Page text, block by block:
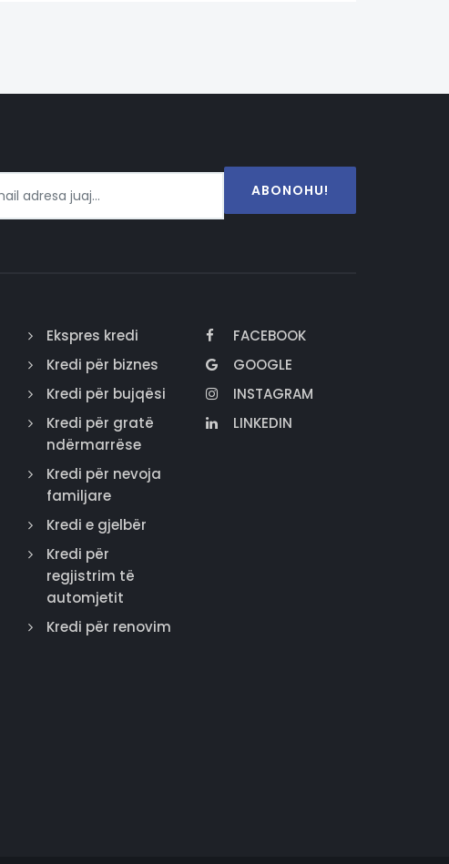
ABONOHU!
Ekspres kredi
Kredi për biznes
Kredi për bujqësi
Kredi për gratë
ndërmarrëse
Kredi për nevoja
familjare
Kredi e gjelbër
Kredi për
regjistrim të
automjetit
Kredi për renovim
FACEBOOK
GOOGLE
INSTAGRAM
LINKEDIN